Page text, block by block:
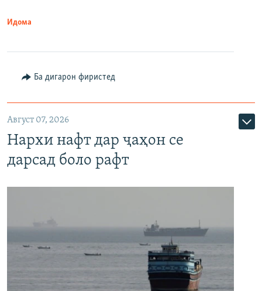
Идома
Ба дигарон фиристед
Август 07, 2026
Нархи нафт дар ҷаҳон се
дарсад боло рафт